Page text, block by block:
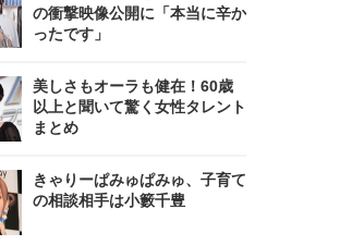
の衝撃映像公開に「本当に辛か
ったです」
美しさもオーラも健在！60歳
以上と聞いて驚く女性タレント
まとめ
きゃりーぱみゅぱみゅ、子育て
の相談相手は小籔千豊